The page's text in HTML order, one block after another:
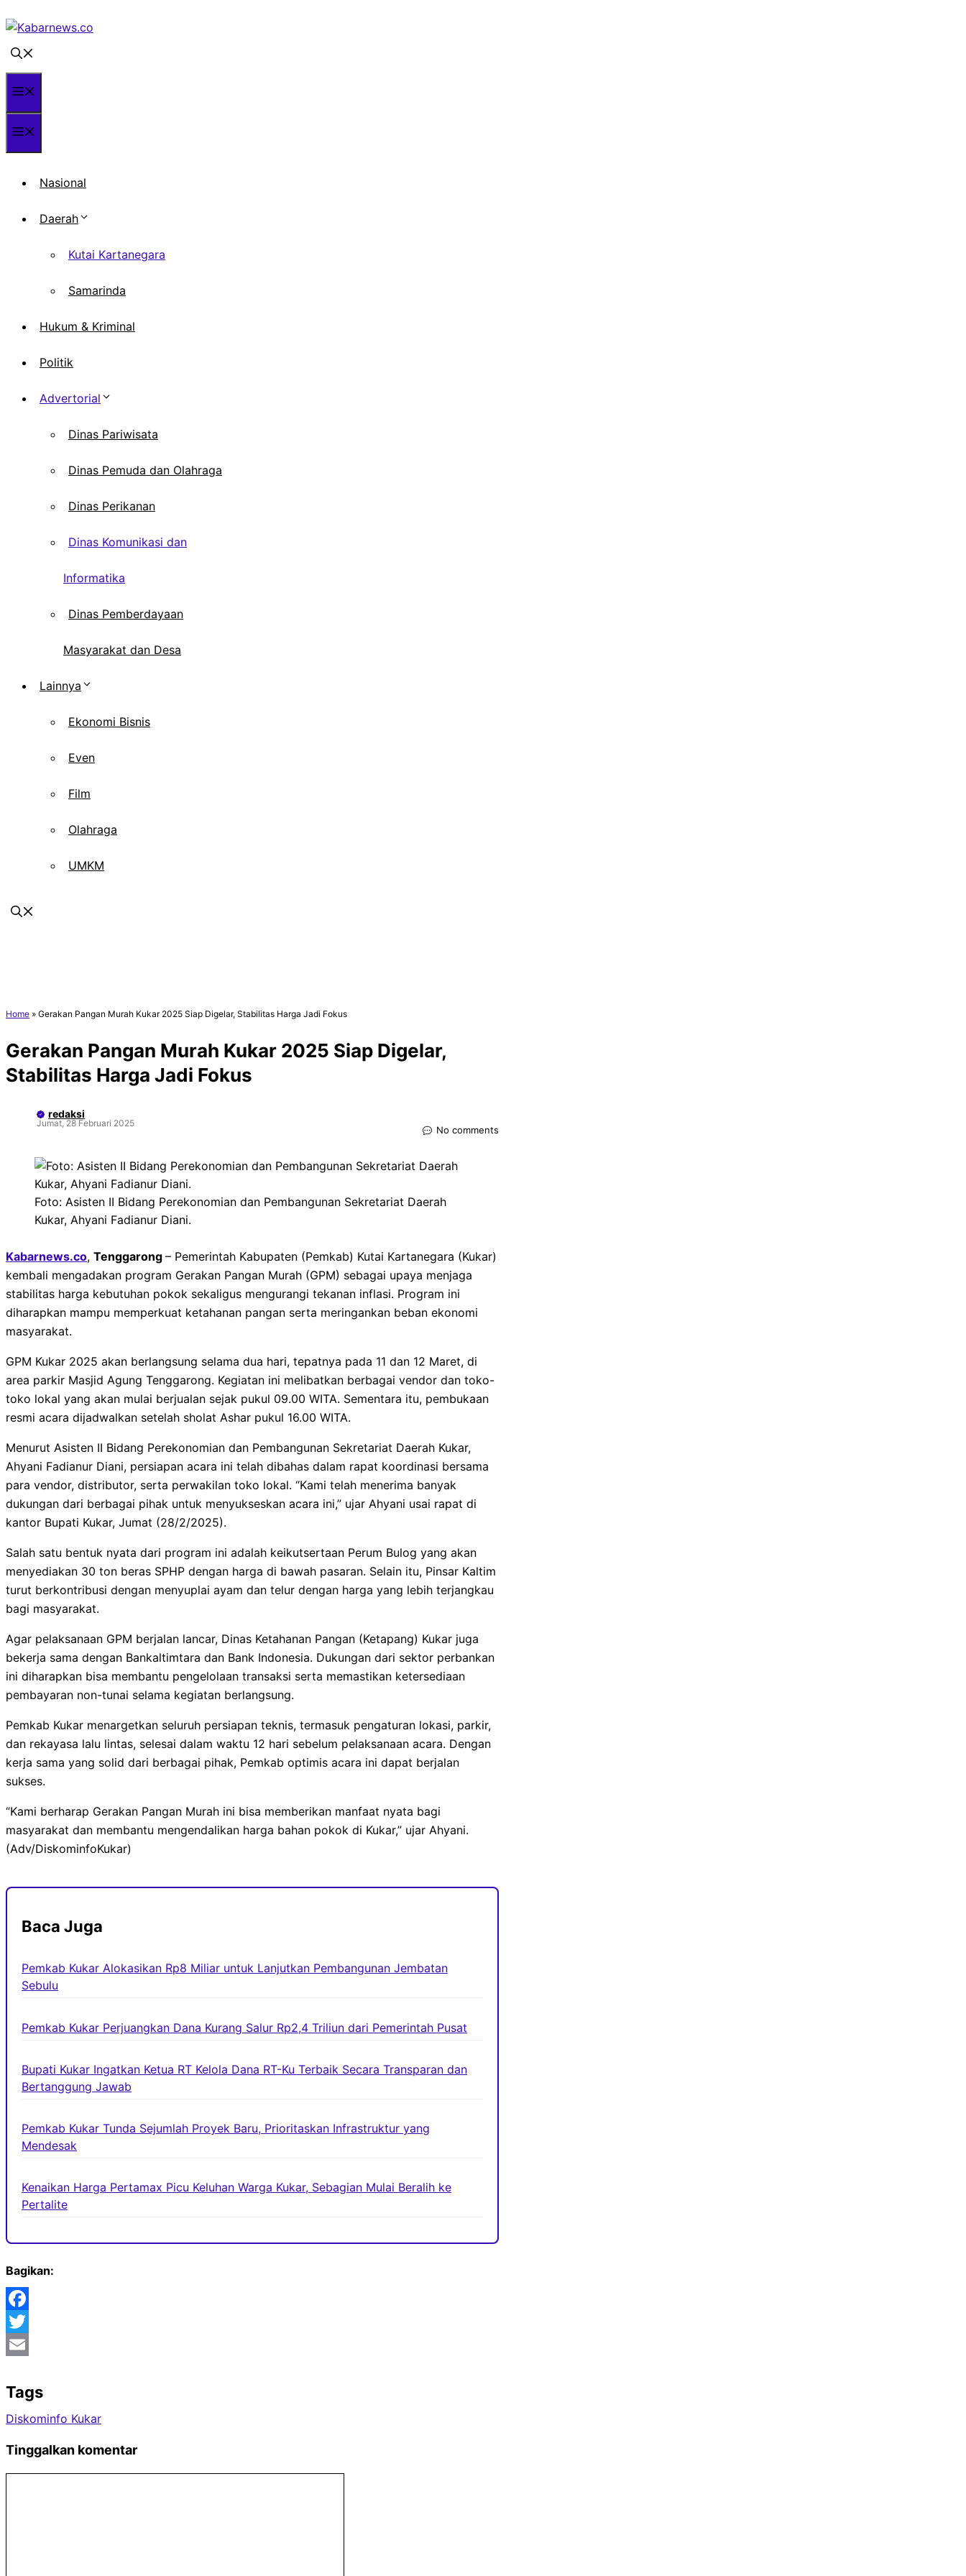
ke
isi
Nasional
Daerah
Kutai Kartanegara
Samarinda
Hukum & Kriminal
Politik
Advertorial
Dinas Pariwisata
Dinas Pemuda dan Olahraga
Dinas Perikanan
Dinas Komunikasi dan
Informatika
Dinas Pemberdayaan
Masyarakat dan Desa
Lainnya
Ekonomi Bisnis
Even
Film
Olahraga
UMKM
Home » Gerakan Pangan Murah Kukar 2025 Siap Digelar, Stabilitas Harga Jadi Fokus
Gerakan Pangan Murah Kukar 2025 Siap Digelar,
Stabilitas Harga Jadi Fokus
redaksi
Jumat, 28 Februari 2025
No comments
Foto: Asisten II Bidang Perekonomian dan Pembangunan Sekretariat Daerah
Kukar, Ahyani Fadianur Diani.
Kabarnews.co, Tenggarong – Pemerintah Kabupaten (Pemkab) Kutai Kartanegara (Kukar)
kembali mengadakan program Gerakan Pangan Murah (GPM) sebagai upaya menjaga
stabilitas harga kebutuhan pokok sekaligus mengurangi tekanan inflasi. Program ini
diharapkan mampu memperkuat ketahanan pangan serta meringankan beban ekonomi
masyarakat.
GPM Kukar 2025 akan berlangsung selama dua hari, tepatnya pada 11 dan 12 Maret, di
area parkir Masjid Agung Tenggarong. Kegiatan ini melibatkan berbagai vendor dan toko-
toko lokal yang akan mulai berjualan sejak pukul 09.00 WITA. Sementara itu, pembukaan
resmi acara dijadwalkan setelah sholat Ashar pukul 16.00 WITA.
Menurut Asisten II Bidang Perekonomian dan Pembangunan Sekretariat Daerah Kukar,
Ahyani Fadianur Diani, persiapan acara ini telah dibahas dalam rapat koordinasi bersama
para vendor, distributor, serta perwakilan toko lokal. “Kami telah menerima banyak
dukungan dari berbagai pihak untuk menyukseskan acara ini,” ujar Ahyani usai rapat di
kantor Bupati Kukar, Jumat (28/2/2025).
Salah satu bentuk nyata dari program ini adalah keikutsertaan Perum Bulog yang akan
menyediakan 30 ton beras SPHP dengan harga di bawah pasaran. Selain itu, Pinsar Kaltim
turut berkontribusi dengan menyuplai ayam dan telur dengan harga yang lebih terjangkau
bagi masyarakat.
Agar pelaksanaan GPM berjalan lancar, Dinas Ketahanan Pangan (Ketapang) Kukar juga
bekerja sama dengan Bankaltimtara dan Bank Indonesia. Dukungan dari sektor perbankan
ini diharapkan bisa membantu pengelolaan transaksi serta memastikan ketersediaan
pembayaran non-tunai selama kegiatan berlangsung.
Pemkab Kukar menargetkan seluruh persiapan teknis, termasuk pengaturan lokasi, parkir,
dan rekayasa lalu lintas, selesai dalam waktu 12 hari sebelum pelaksanaan acara. Dengan
kerja sama yang solid dari berbagai pihak, Pemkab optimis acara ini dapat berjalan
sukses.
“Kami berharap Gerakan Pangan Murah ini bisa memberikan manfaat nyata bagi
masyarakat dan membantu mengendalikan harga bahan pokok di Kukar,” ujar Ahyani.
(Adv/DiskominfoKukar)
Baca Juga
Pemkab Kukar Alokasikan Rp8 Miliar untuk Lanjutkan Pembangunan Jembatan
Sebulu
Pemkab Kukar Perjuangkan Dana Kurang Salur Rp2,4 Triliun dari Pemerintah Pusat
Bupati Kukar Ingatkan Ketua RT Kelola Dana RT-Ku Terbaik Secara Transparan dan
Bertanggung Jawab
Pemkab Kukar Tunda Sejumlah Proyek Baru, Prioritaskan Infrastruktur yang
Mendesak
Kenaikan Harga Pertamax Picu Keluhan Warga Kukar, Sebagian Mulai Beralih ke
Pertalite
Bagikan:
Facebook
Twitter
Tags
Diskominfo Kukar
Tinggalkan komentar